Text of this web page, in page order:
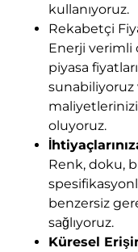
kullanıyoruz.
Rekabetçi
Enerji verimli
piyasa
oluyoruz.
Renk, doku,
benzersiz
sağlıyoruz.
Küresel